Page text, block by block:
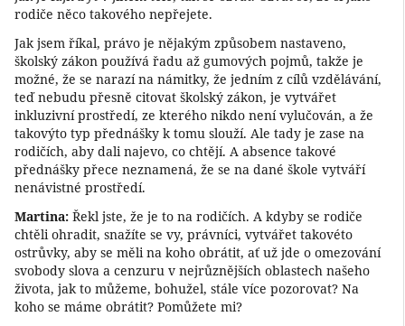
rodiče něco takového nepřejete.
Jak jsem říkal, právo je nějakým způsobem nastaveno,
školský zákon používá řadu až gumových pojmů, takže je
možné, že se narazí na námitky, že jedním z cílů vzdělávání,
teď nebudu přesně citovat školský zákon, je vytvářet
inkluzivní prostředí, ze kterého nikdo není vylučován, a že
takovýto typ přednášky k tomu slouží. Ale tady je zase na
rodičích, aby dali najevo, co chtějí. A absence takové
přednášky přece neznamená, že se na dané škole vytváří
nenávistné prostředí.
Martina: Řekl jste, že je to na rodičích. A kdyby se rodiče
chtěli ohradit, snažíte se vy, právníci, vytvářet takovéto
ostrůvky, aby se měli na koho obrátit, ať už jde o omezování
svobody slova a cenzuru v nejrůznějších oblastech našeho
života, jak to můžeme, bohužel, stále více pozorovat? Na
koho se máme obrátit? Pomůžete mi?